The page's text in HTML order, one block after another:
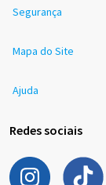
Segurança
Mapa do Site
Ajuda
Redes sociais